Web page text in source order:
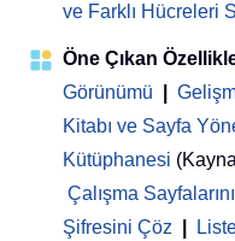
ve Farklı Hücreleri
Öne Çıkan
Görünümü
Kitabı ve Sayfa
Kütüphanesi
Çalışma
Şifresini Çöz